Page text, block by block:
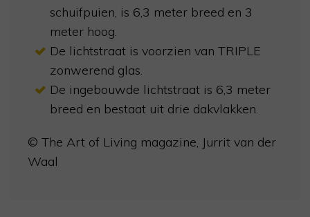
schuifpuien, is 6,3 meter breed en 3
meter hoog.
De lichtstraat is voorzien van TRIPLE
zonwerend glas.
De ingebouwde lichtstraat is 6,3 meter
breed en bestaat uit drie dakvlakken.
© The Art of Living magazine, Jurrit van der
Waal